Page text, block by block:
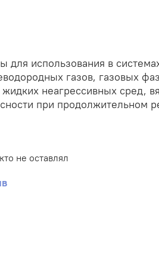
для использования в
газов, газовых
жидких неагрессивных сред,
при продолжительном
не оставлял